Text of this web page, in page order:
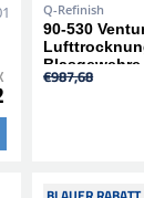
Q-Refinish
90-530
Blasgewehre
€987,68